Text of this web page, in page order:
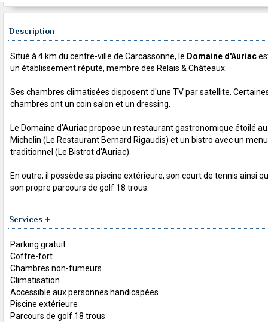
Description
Situé à 4 km du centre-ville de Carcassonne, le Domaine d'Auriac
un établissement réputé, membre des Relais & Châteaux.
Ses chambres climatisées disposent d'une TV par satellite.
chambres ont un coin salon et un dressing.
Le Domaine d'Auriac propose un restaurant gastronomique étoilé au
Michelin (Le Restaurant Bernard Rigaudis) et un bistro avec un menu
traditionnel (Le Bistrot d'Auriac).
En outre, il possède sa piscine extérieure, son court de tennis ainsi
son propre parcours de golf 18 trous.
Services +
Parking gratuit
Coffre-fort
Chambres non-fumeurs
Climatisation
Accessible aux personnes handicapées
Piscine extérieure
Parcours de golf 18 trous